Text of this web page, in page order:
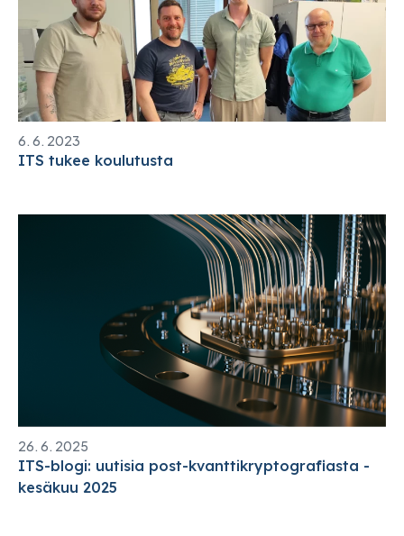
6. 6. 2023
ITS tukee koulutusta
26. 6. 2025
ITS-blogi: uutisia post-kvanttikryptografiasta -
kesäkuu 2025